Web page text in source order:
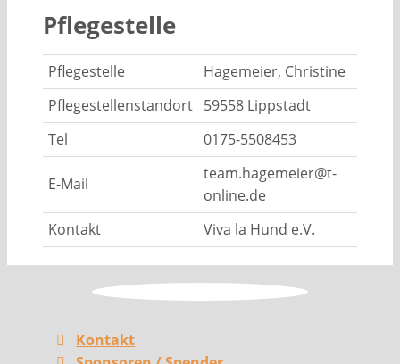
Pflegestelle
Pflegestelle
Hagemeier, Christine
Pflegestellenstandort 59558 Lippstadt
Tel
0175-5508453
E-Mail
team.hagemeier@t-
online.de
Kontakt
Viva la Hund e.V.
Kontakt